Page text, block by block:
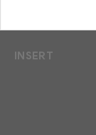
INSERT